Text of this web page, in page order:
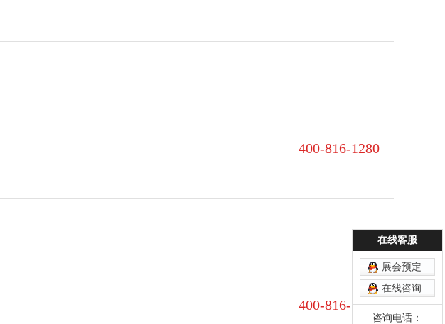
400-816-1280‬
400-816-1280‬
在线客服
展会预定
在线咨询
咨询电话：